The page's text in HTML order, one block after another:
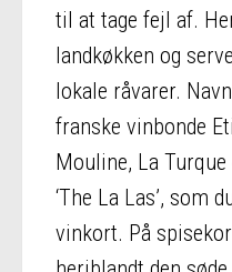
til at tage fejl af.
landkøkken og
lokale råvarer.
franske vinbonde
Mouline, La
‘The La Las’, som
vinkort. På